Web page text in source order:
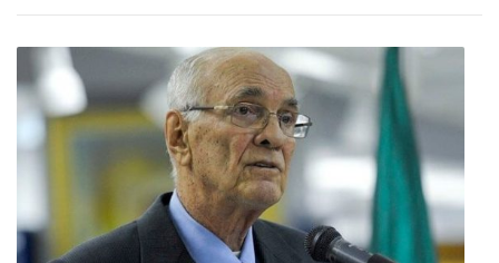
2024
Desenvolvido
por
Hesea
Tecnologia